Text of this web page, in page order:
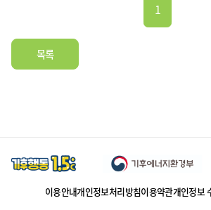
1
목록
이용안내개인정보처리방침이용약관개인정보